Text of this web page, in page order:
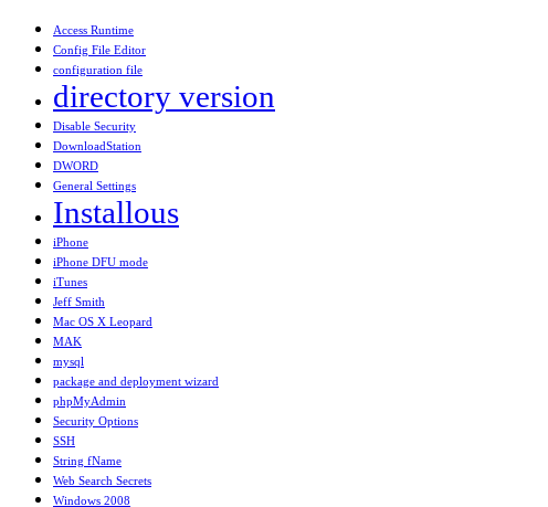
Access Runtime
Config File Editor
configuration file
directory version
Disable Security
DownloadStation
DWORD
General Settings
Installous
iPhone
iPhone DFU mode
iTunes
Jeff Smith
Mac OS X Leopard
MAK
mysql
package and deployment wizard
phpMyAdmin
Security Options
SSH
String fName
Web Search Secrets
Windows 2008